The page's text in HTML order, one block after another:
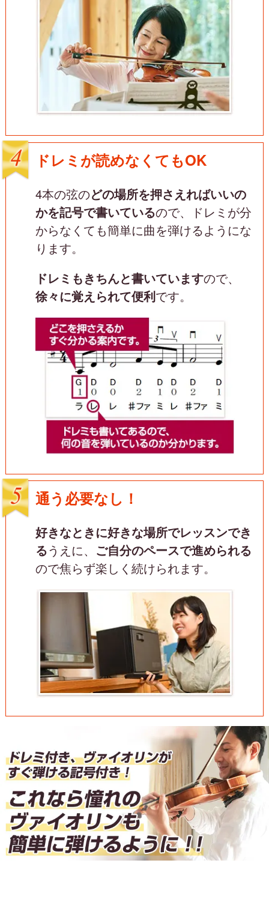
ドレミが読めなくてもOK
4本の弦のどの場所を押さえればいいの
かを記号で書いているので、ドレミが分
からなくても簡単に曲を弾けるようにな
ります。
ドレミもきちんと書いていますので、
徐々に覚えられて便利です。
通う必要なし！
好きなときに好きな場所でレッスンでき
るうえに、 ご自分のペースで進められる
ので焦らず楽しく続けられます。